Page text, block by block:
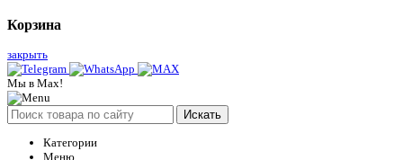
Корзина
закрыть
Мы в Max!
Искать
Категории
Меню